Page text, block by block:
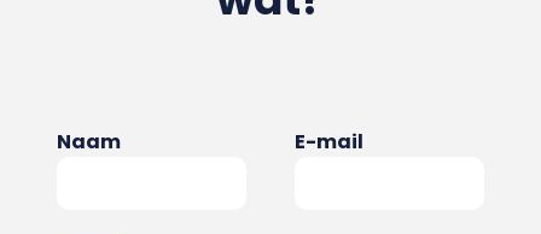
Naam E-mail